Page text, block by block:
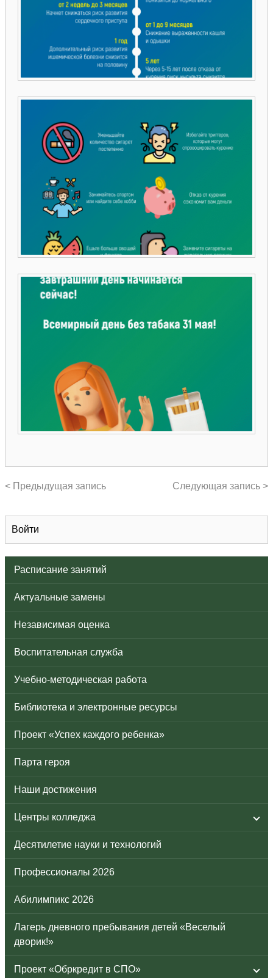
Войти
Расписание занятий
Актуальные замены
Независимая оценка
Воспитательная служба
Учебно-методическая работа
Библиотека и электронные ресурсы
Проект «Успех каждого ребенка»
Парта героя
Наши достижения
Центры колледжа
Десятилетие науки и технологий
Профессионалы 2026
Абилимпикс 2026
Лагерь дневного пребывания детей «Веселый
дворик!»
Проект «Обркредит в СПО»
< Предыдущая запись Следующая запись >